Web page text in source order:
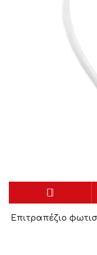
Επιτραπέζιο